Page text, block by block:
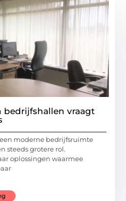
bedrijfshallen vraagt
moderne bedrijfsruimte
steeds grotere rol.
oplossingen waarmee